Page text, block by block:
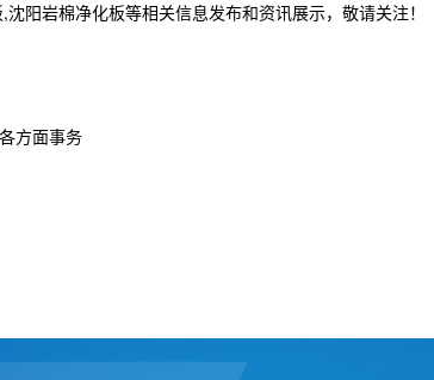
阳岩棉净化板等相关信息发布和资讯展示，敬请关注！
方面事务